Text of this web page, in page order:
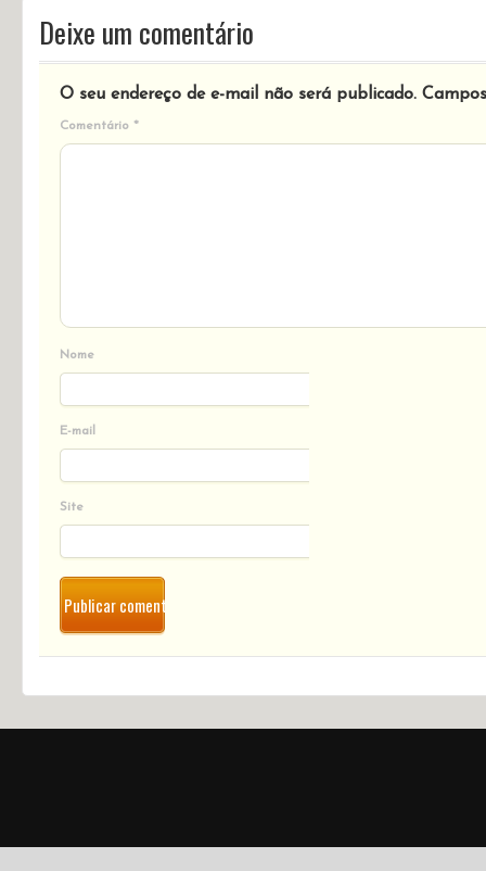
Deixe um comentário
O seu endereço de e-mail não será publicado.
Comentário *
Nome
E-mail
Site